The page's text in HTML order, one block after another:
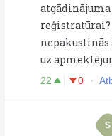
nepakustinās
uz
22 0
S